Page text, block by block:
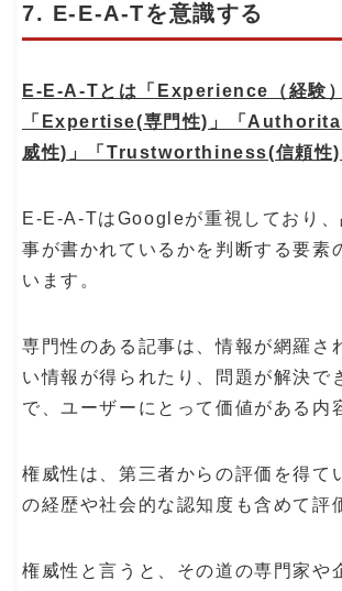
7. E-E-A-Tを意識する
E-E-A-Tとは「Experience（経験）
「Expertise(専門性)」「
威性)」「Trustworthiness(信頼性)
E-E-A-TはGoogleが重視しており、
事が書かれているかを判断する要素
います。
専門性のある記事は、情報が網羅さ
い情報が得られたり、問題が解決で
で、ユーザーにとって価値がある内
権威性は、第三者からの評価を得て
の経歴や社会的な認知度も含めて評
権威性と言うと、その道の専門家や